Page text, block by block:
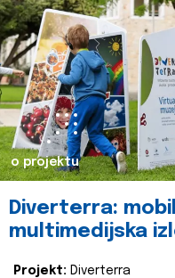
o projektu
Diverterra:
multimedijska
Projekt: Diverterra